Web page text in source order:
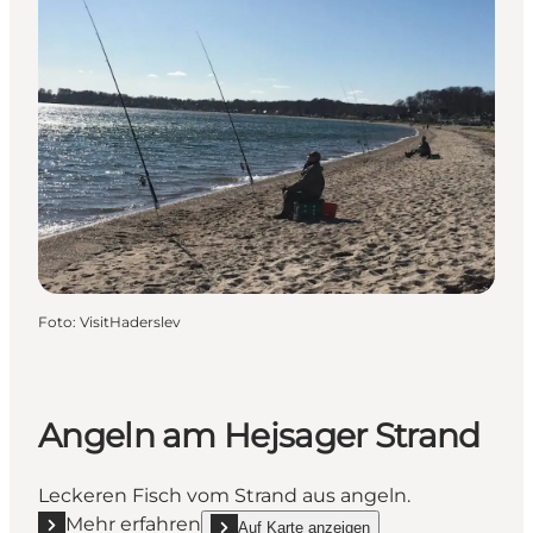
Foto: VisitHaderslev
Angeln am Hejsager Strand
Leckeren Fisch vom Strand aus angeln.
Mehr erfahren
Auf Karte anzeigen